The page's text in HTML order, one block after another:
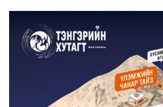
Хууль эрх зүй